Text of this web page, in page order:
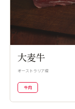
大麦牛
オーストラリア産
牛肉